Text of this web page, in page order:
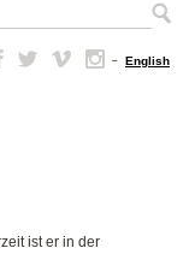
– English
ist er in der